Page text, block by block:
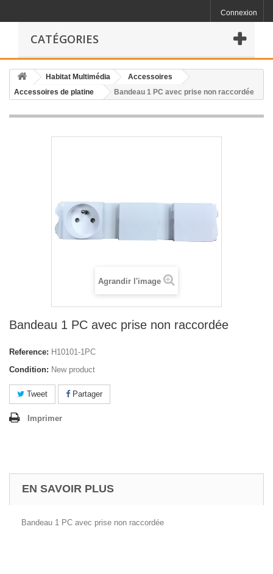
Connexion
CATÉGORIES
Habitat Multimédia
Accessoires
Accessoires de platine
Bandeau 1 PC avec prise non raccordée
Agrandir l'image
Bandeau 1 PC avec prise non raccordée
Reference: H10101-1PC
Condition: New product
Tweet Partager
Imprimer
EN SAVOIR PLUS
Bandeau 1 PC avec prise non raccordée